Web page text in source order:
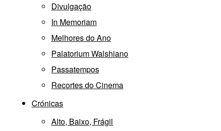
Divulgação
In Memoriam
Melhores do Ano
Palatorium Walshiano
Passatempos
Recortes do Cinema
Crónicas
Alto, Baixo, Frágil